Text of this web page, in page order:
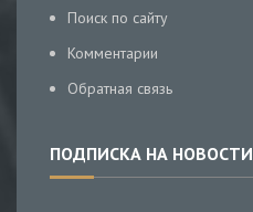
Поиск по сайту
Комментарии
Обратная связь
ПОДПИСКА НА НОВОСТИ